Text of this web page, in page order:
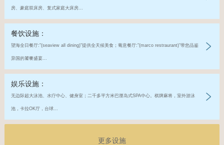
房、豪庭双床房、复式家庭大床房...
餐饮设施：
望海全日餐厅:"(seaview all dining)"提供全天候美食；葡意餐厅:"(marco restraurant)"带您品鉴
异国的饕餮盛宴...
娱乐设施：
无边际超大泳池、水疗中心、健身室；二千多平方米巴厘岛式SPA中心。棋牌麻将，室外游泳
池，卡拉OK厅，台球...
更多设施